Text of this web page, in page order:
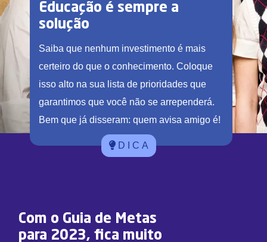
Educação é sempre a
solução
Saiba que nenhum investimento é mais
certeiro do que o conhecimento. Coloque
isso alto na sua lista de prioridades que
garantimos que você não se arrependerá.
Bem que já disseram: quem avisa amigo é!
D I C A
Com o Guia de Metas
para 2023, fica muito